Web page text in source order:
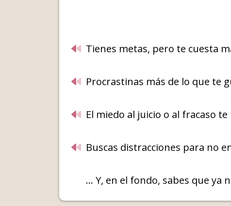
Tienes metas, pero te cuesta
Procrastinas más de lo que te
El miedo al juicio o al fracaso
Buscas distracciones para no
... Y, en el fondo, sabes que ya